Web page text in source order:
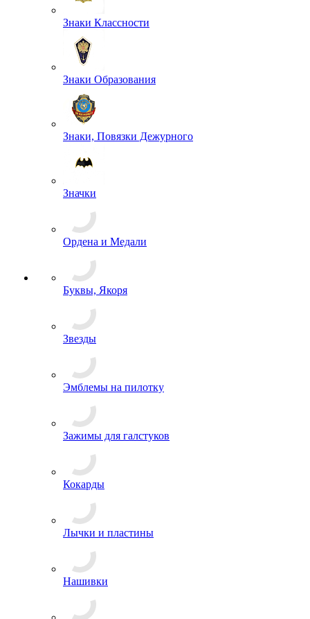
Жетоны
Знаки Классности
Знаки Образования
Знаки, Повязки Дежурного
Значки
Ордена и Медали
Буквы, Якоря
Звезды
Эмблемы на пилотку
Зажимы для галстуков
Кокарды
Лычки и пластины